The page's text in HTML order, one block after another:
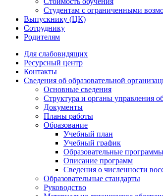
Студентам с ограниченными
Выпускнику (ЦК)
Сотруднику
Родителям
Для слабовидящих
Ресурсный центр
Контакты
Сведения об образовательной
Основные сведения
Структура и органы управления
Документы
Планы работы
Образование
Учебный план
Учебный график
Образовательные
Описание программ
Сведения о численности
Образовательные стандарты
Руководство